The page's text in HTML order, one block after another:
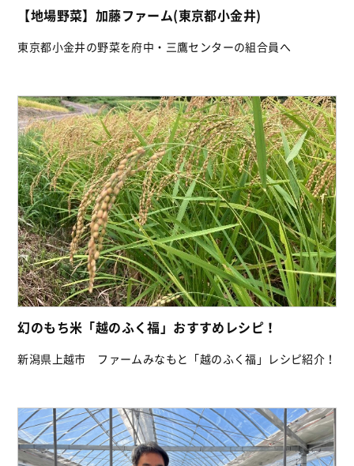
【地場野菜】加藤ファーム(東京都小金井)
東京都小金井の野菜を府中・三鷹センターの組合員へ
幻のもち米「越のふく福」おすすめレシピ！
新潟県上越市 ファームみなもと「越のふく福」レシピ紹介！